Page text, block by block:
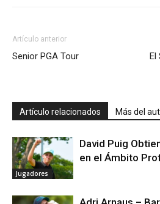
Artículo anterior
Senior PGA Tour
El
Artículo relacionados Más del
Jugadores
David Puig
en el Ámbito